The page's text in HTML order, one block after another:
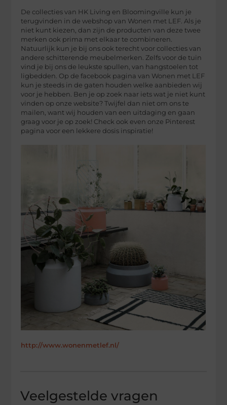
De collecties van HK Living en Bloomingville kun je
terugvinden in de webshop van Wonen met LEF. Als je
niet kunt kiezen, dan zijn de producten van deze twee
merken ook prima met elkaar te combineren.
Natuurlijk kun je bij ons ook terecht voor collecties van
andere schitterende meubelmerken. Zelfs voor de tuin
vind je bij ons de leukste spullen, van hangstoelen tot
ligbedden. Op de facebook pagina van Wonen met LEF
kun je steeds in de gaten houden welke aanbieden wij
voor je hebben. Ben je op zoek naar iets wat je niet kunt
vinden op onze website? Twijfel dan niet om ons te
mailen, want wij houden van een uitdaging en gaan
graag voor je op zoek! Check ook even onze Pinterest
pagina voor een lekkere dosis inspiratie!
http://www.wonenmetlef.nl/
Veelgestelde vragen